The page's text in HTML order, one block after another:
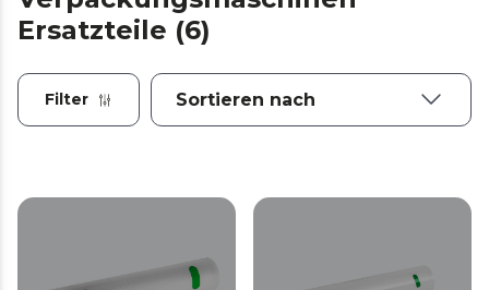
Ersatzteile (6)
Filter